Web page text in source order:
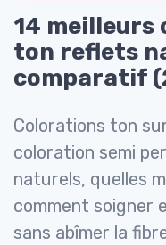
14
ton reflets
comparatif
Colorations ton
coloration semi
naturels, quelles
comment soigner
sans abîmer la